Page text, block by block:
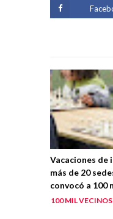
Vacaciones de
más de 20
convocó a 100
100 MIL VECINOS